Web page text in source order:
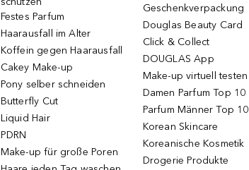
Festes Parfum
Haarausfall im Alter
Koffein gegen Haarausfall
Cakey Make-up
Pony selber schneiden
Butterfly Cut
Liquid Hair
PDRN
Make-up für große Poren
Geschenkverpackung
Douglas Beauty Card
Click & Collect
DOUGLAS App
Make-up virtuell testen
Damen Parfum Top 10
Parfum Männer Top 10
Korean Skincare
Koreanische Kosmetik
Drogerie Produkte